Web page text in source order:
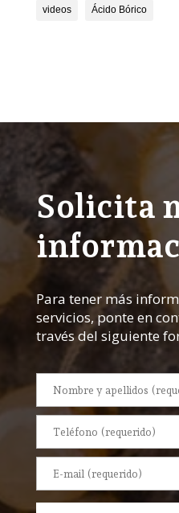
videos Ácido Bórico
Solicita
Para tener más
servicios, ponte en
través del siguiente